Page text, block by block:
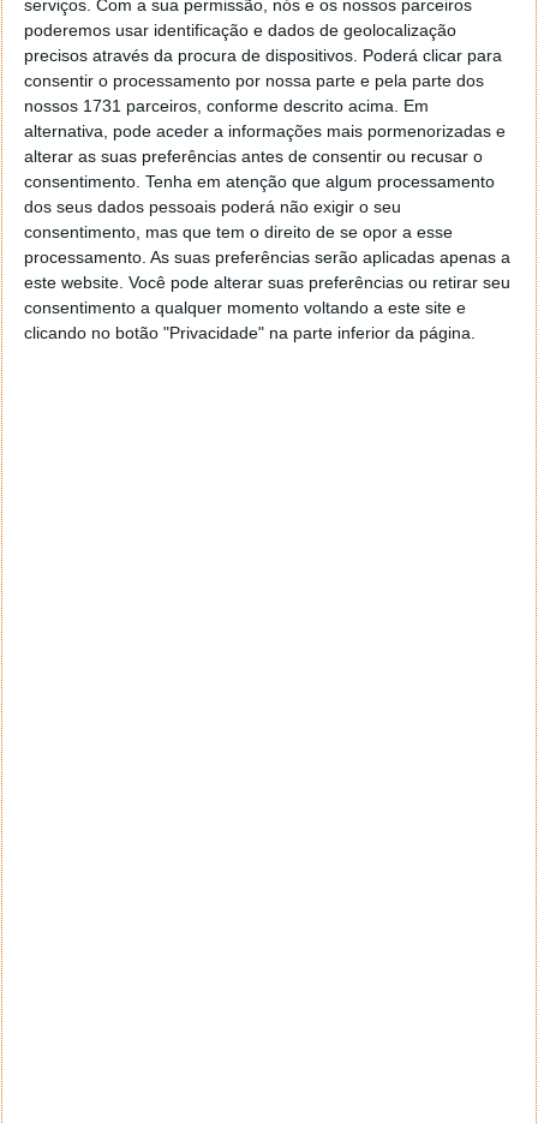
serviços. Com a sua permissão, nós e os nossos parceiros
poderemos usar identificação e dados de geolocalização
precisos através da procura de dispositivos. Poderá clicar para
consentir o processamento por nossa parte e pela parte dos
nossos 1731 parceiros, conforme descrito acima. Em
alternativa, pode aceder a informações mais pormenorizadas e
alterar as suas preferências antes de consentir ou recusar o
consentimento. Tenha em atenção que algum processamento
dos seus dados pessoais poderá não exigir o seu
consentimento, mas que tem o direito de se opor a esse
processamento. As suas preferências serão aplicadas apenas a
este website. Você pode alterar suas preferências ou retirar seu
consentimento a qualquer momento voltando a este site e
clicando no botão "Privacidade" na parte inferior da página.
privada (private browsing) e uma alterações na
interface, para adaptar o Opera Mini a dispositivos
com ecrãs de resolução maior.